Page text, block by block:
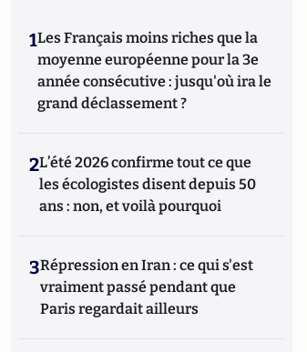
1Les Français moins riches que la
moyenne européenne pour la 3e
année consécutive : jusqu'où ira le
grand déclassement ?
2L’été 2026 confirme tout ce que
les écologistes disent depuis 50
ans : non, et voilà pourquoi
3Répression en Iran : ce qui s'est
vraiment passé pendant que
Paris regardait ailleurs